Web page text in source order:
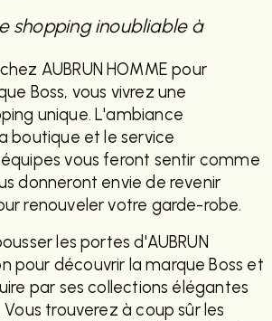
shopping inoubliable à
AUBRUN HOMME pour
Boss, vous vivrez une
unique. L'ambiance
boutique et le service
vous feront sentir comme
donneront envie de revenir
renouveler votre garde-robe.
les portes d'AUBRUN
pour découvrir la marque Boss et
par ses collections élégantes
trouverez à coup sûr les